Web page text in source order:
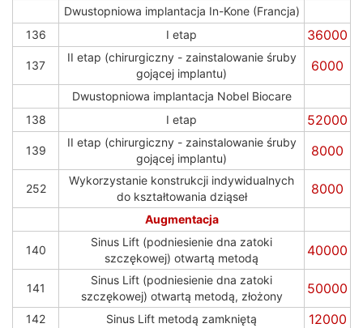
Dwustopniowa implantacja In-Kone (Francja)
136
I etap 36000
137
II etap (chirurgiczny - zainstalowanie śruby
gojącej implantu)
6000
Dwustopniowa implantacja Nobel Biocare
138
I etap 52000
139
II etap (chirurgiczny - zainstalowanie śruby
gojącej implantu)
8000
252
Wykorzystanie konstrukcji indywidualnych
do kształtowania dziąseł
8000
Augmentacja
140
Sinus Lift (podniesienie dna zatoki
szczękowej) otwartą metodą
40000
141
Sinus Lift (podniesienie dna zatoki
szczękowej) otwartą metodą, złożony
50000
142 Sinus Lift metodą zamkniętą 12000